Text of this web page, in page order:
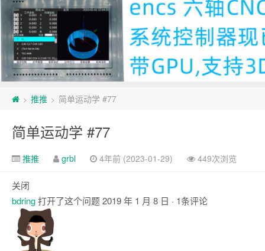
> 推推 > 简单运动学 #77
简单运动学 #77
推推 grbl 4年前 (2023-01-29) 449次浏览
关闭
bdring打开了这个问题2019 年 1 月 8 日 · 1条评论
注
释